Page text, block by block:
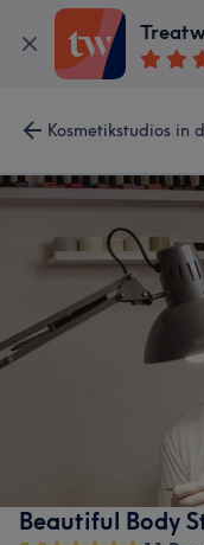
Kosmetikstudios in
Beautiful Body